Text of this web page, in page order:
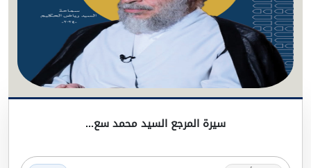
سيرة المرجع السيد محمد سع...